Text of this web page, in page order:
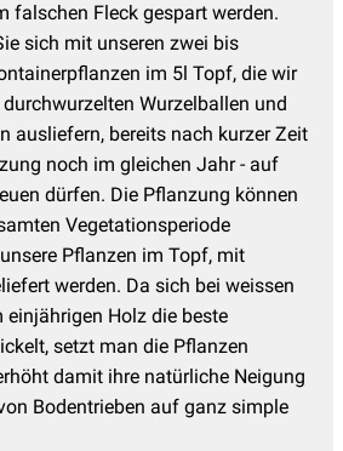
falschen Fleck gespart werden.
sich mit unseren zwei bis
im 5l Topf, die wir
Wurzelballen und
ausliefern, bereits nach kurzer Zeit
noch im gleichen Jahr - auf
dürfen. Die Pflanzung können
Vegetationsperiode
Pflanzen im Topf, mit
werden. Da sich bei weissen
Holz die beste
setzt man die Pflanzen
damit ihre natürliche Neigung
Bodentrieben auf ganz simple